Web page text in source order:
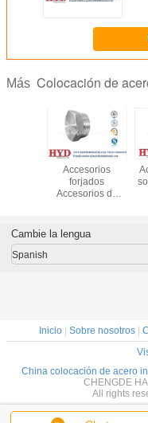
Más Colocación de
Accesorios
forjados
Accesorios de
Cambie la lengua
Spanish
Inicio| Sobre nosotros|
China colocación de acero
CHENGDE
All rights